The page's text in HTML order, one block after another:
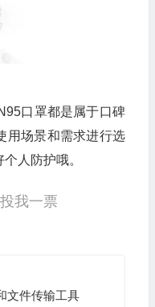
口罩都是属于口碑
用场景和需求进行选
人防护哦。
投我一票
文件传输工具